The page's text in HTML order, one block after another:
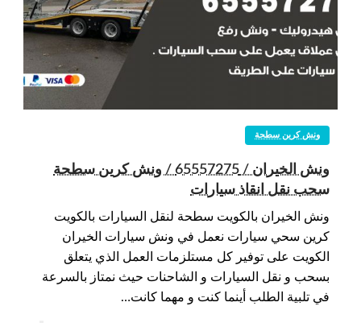
ونش كرين سطحة
ونش الخيران / 65557275 / ونش كرين سطحة
سحب نقل انقاذ سيارات
ونش الخيران بالكويت سطحة لنقل السيارات بالكويت
كرين سحي سيارات نعمل في ونش سيارات الخيران
الكويت على توفير كل مستلزمات العمل الذي يتعلق
بسحب و نقل السيارات و الشاحنات حيث نمتاز بالسرعة
في تلبية الطلب أينما كنت و مهما كانت…